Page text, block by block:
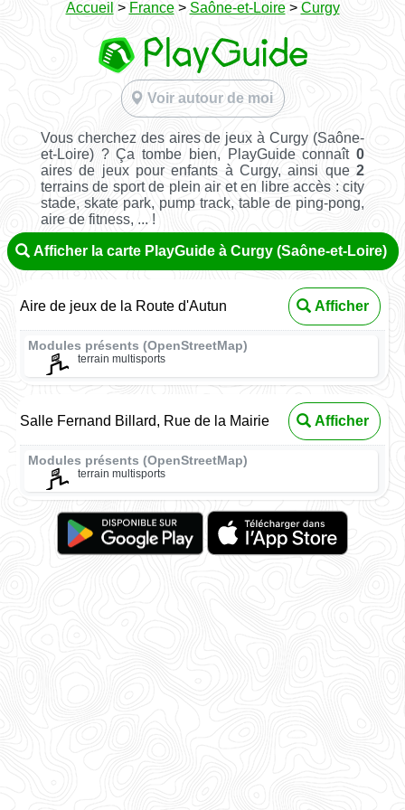
Accueil > France> Saône-et-Loire> Curgy
Voir autour de moi
Vous cherchez des aires de jeux à Curgy (Saône-
et-Loire) ? Ça tombe bien, PlayGuide connaît0
aires de jeux pour enfants à Curgy, ainsi que2
terrains de sport de plein air et en libre accès : city
stade, skate park, pump track, table de ping-pong,
aire de fitness, ... !
Afficher la carte PlayGuide à Curgy (Saône-et-Loire)
Aire de jeux de la Route d'Autun Afficher
Modules présents (OpenStreetMap)
terrain multisports
Salle Fernand Billard, Rue de la Mairie Afficher
Modules présents (OpenStreetMap)
terrain multisports